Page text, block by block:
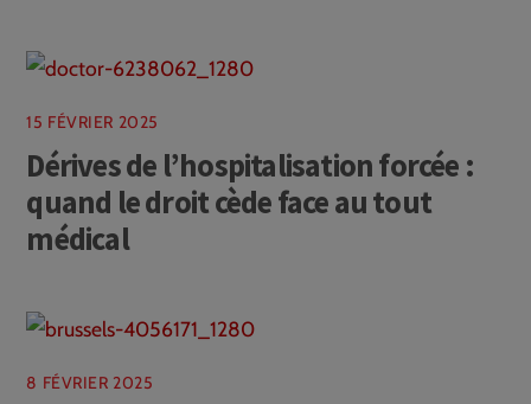
15 FÉVRIER 2025
Dérives de l’hospitalisation forcée :
quand le droit cède face au tout
médical
8 FÉVRIER 2025